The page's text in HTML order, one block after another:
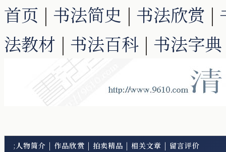
首页 | 书法简史 | 书法欣赏 |
法教材 | 书法百科 | 书法字典
; 人物简介 | 作品欣赏 | 拍卖精品 | 相关文章 | 留言评价